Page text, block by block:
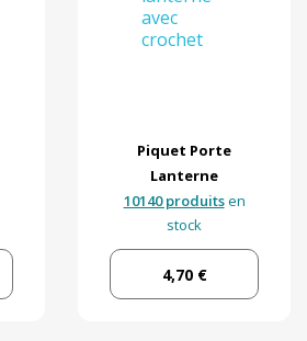
Piquet Porte
Lanterne
10140 produitsen
stock
4,70 €